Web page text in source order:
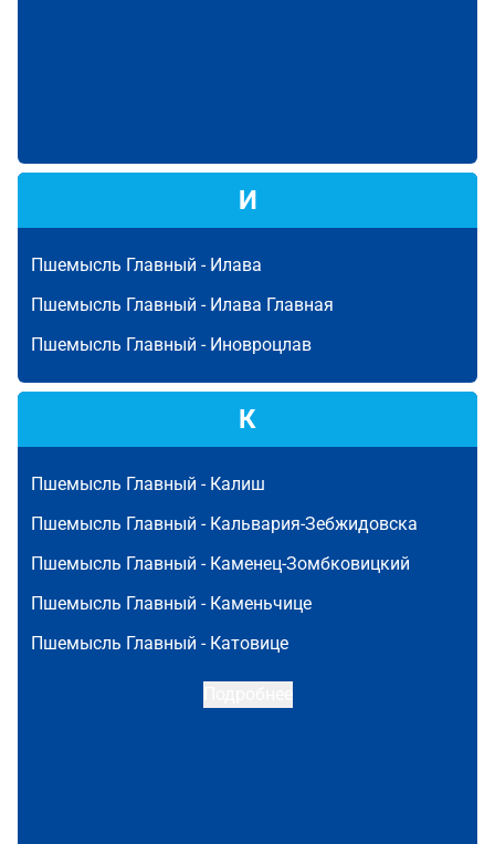
И
Пшемысль Главный - Илава
Пшемысль Главный - Илава Главная
Пшемысль Главный - Иновроцлав
К
Пшемысль Главный - Калиш
Пшемысль Главный - Кальвария-Зебжидовска
Пшемысль Главный - Каменец-Зомбковицкий
Пшемысль Главный - Каменьчице
Пшемысль Главный - Катовице